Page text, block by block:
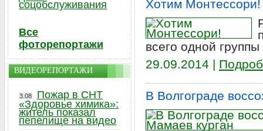
Хотим Монтессори!
всего одной
29.09.2014 |
В Волгограде
соцобслуживания
Все
фоторепортажи
ВИДЕОРЕПОРТАЖИ
3.08
Пожар в СНТ
«Здоровье химика»:
житель показал
пепелище на видео